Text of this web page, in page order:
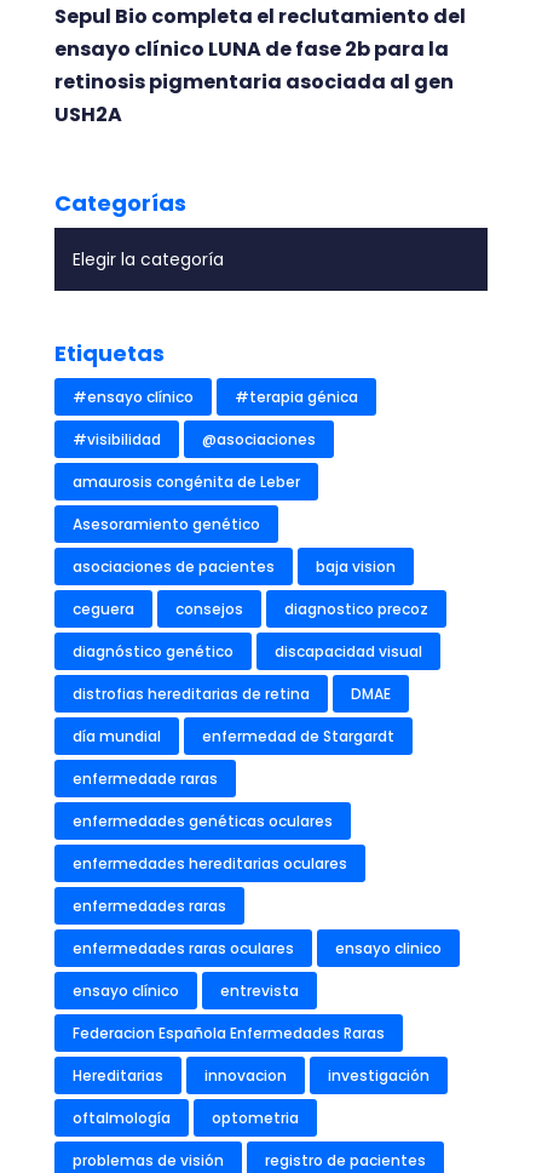
Sepul Bio completa el reclutamiento del
ensayo clínico LUNA de fase 2b para la
retinosis pigmentaria asociada al gen
USH2A
Categorías
Etiquetas
#ensayo clínico #terapia génica
#visibilidad @asociaciones
amaurosis congénita de Leber
Asesoramiento genético
asociaciones de pacientes baja vision
ceguera consejos diagnostico precoz
diagnóstico genético discapacidad visual
distrofias hereditarias de retina DMAE
día mundial enfermedad de Stargardt
enfermedade raras
enfermedades genéticas oculares
enfermedades hereditarias oculares
enfermedades raras
enfermedades raras oculares ensayo clinico
ensayo clínico entrevista
Federacion Española Enfermedades Raras
Hereditarias innovacion investigación
oftalmología optometria
problemas de visión registro de pacientes